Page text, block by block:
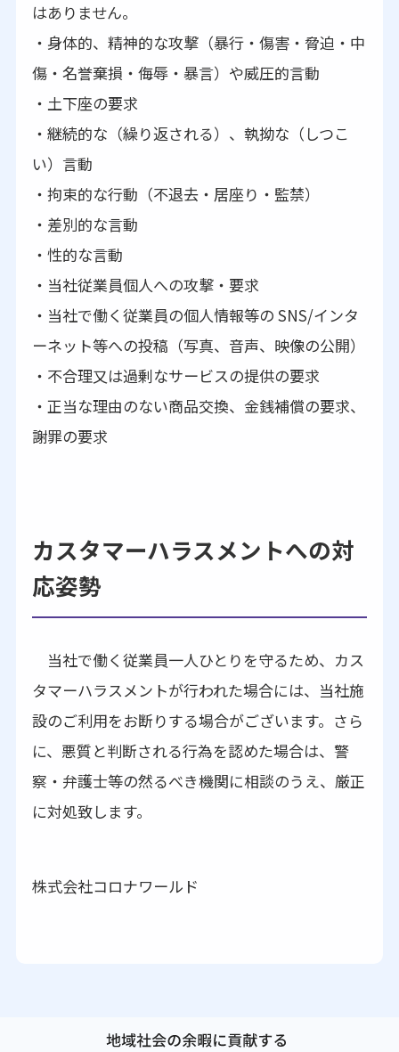
はありません。
・身体的、精神的な攻撃（暴行・傷害・脅迫・中
傷・名誉棄損・侮辱・暴言）や威圧的言動
・土下座の要求
・継続的な（繰り返される）、執拗な（しつこ
い）言動
・拘束的な行動（不退去・居座り・監禁）
・差別的な言動
・性的な言動
・当社従業員個人への攻撃・要求
・当社で働く従業員の個人情報等の SNS/インタ
ーネット等への投稿（写真、音声、映像の公開）
・不合理又は過剰なサービスの提供の要求
・正当な理由のない商品交換、金銭補償の要求、
謝罪の要求
カスタマーハラスメントへの対
応姿勢
当社で働く従業員一人ひとりを守るため、カス
タマーハラスメントが行われた場合には、当社施
設のご利用をお断りする場合がございます。さら
に、悪質と判断される行為を認めた場合は、警
察・弁護士等の然るべき機関に相談のうえ、厳正
に対処致します。
株式会社コロナワールド